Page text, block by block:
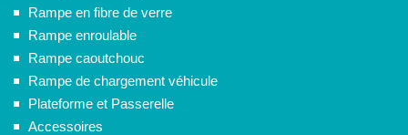
Rampe en fibre de verre
Rampe enroulable
Rampe caoutchouc
Rampe de chargement véhicule
Plateforme et Passerelle
Accessoires